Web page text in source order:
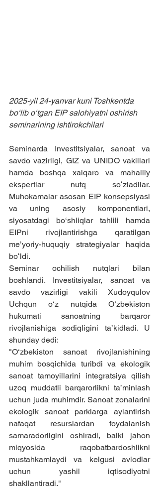
2025-yil 24-yanvar kuni Toshkentda
bo‘lib o‘tgan EIP salohiyatni oshirish
seminarining ishtirokchilari
Seminarda Investitsiyalar, sanoat va
savdo vazirligi, GIZ va UNIDO vakillari
hamda boshqa xalqaro va mahalliy
ekspertlar nutq soʻzladilar.
Muhokamalar asosan EIP konsepsiyasi
va uning asosiy komponentlari,
siyosatdagi bo‘shliqlar tahlili hamda
EIPni rivojlantirishga qaratilgan
me’yoriy-huquqiy strategiyalar haqida
boʻldi.
Seminar ochilish nutqlari bilan
boshlandi. Investitsiyalar, sanoat va
savdo vazirligi vakili Xudoyqulov
Uchqun o‘z nutqida O‘zbekiston
hukumati sanoatning barqaror
rivojlanishiga sodiqligini ta’kidladi. U
shunday dedi:
"O‘zbekiston sanoat rivojlanishining
muhim bosqichida turibdi va ekologik
sanoat tamoyillarini integratsiya qilish
uzoq muddatli barqarorlikni ta’minlash
uchun juda muhimdir. Sanoat zonalarini
ekologik sanoat parklarga aylantirish
nafaqat resurslardan foydalanish
samaradorligini oshiradi, balki jahon
miqyosida raqobatbardoshlikni
mustahkamlaydi va kelgusi avlodlar
uchun yashil iqtisodiyotni
shakllantiradi."